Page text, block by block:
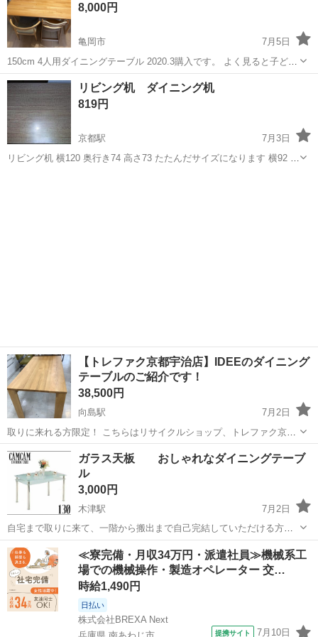
8,000円
亀岡市
7月5日
150cm 4人用ダイニングテーブル 2020.3購入です。 よく見ると子ども
にフォークなどで刺されたへこみがあります。 テーブルのみ。椅子は
つきません。
京都 亀岡市 テーブル ダイニング
リビング机 ダイニング机
819円
京都駅
7月3日
リビング机 横120 奥行き74 高さ73 たたんだサイズになります 横92 奥
【トレファク京都宇治店】IDEEのダイニング
テーブルのご紹介です！
38,500円
向島駅
7月2日
取りに来れる方限定！ こちらはリサイクルショップ、トレファク京都
宇治店からの出品です。 ●商品情報 アイテム名:ダイニングテーブル
ブランド:IDEE サイズ：幅約160cm×奥行き約80cm×高さ...
京都 京都市 向島駅 テーブル IDEE
ガラス天板 おしゃれなダイニングテーブ
ル
3,000円
木津駅
7月2日
自宅まで取りに来て、一階から搬出まで自己完結していただける方に
お譲りします。 強化ガラス天板が2枚になりますので、結構な重さ
があります。1人では無理です。 そんなに使ってないのですが、新品
ではありません。 ダイニングテー...
京都 木津川市 木津駅 テーブル ガラス
≪寮完備・月収34万円・派遣社員≫機械系工
場での機械操作・製造オペレーター 交…
時給1,490円
日払い
株式会社BREXA Next
提携サイト 7月10日